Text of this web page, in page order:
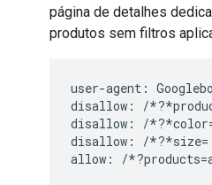
página de detalhes
produtos sem filtros
user-agent:
disallow: /
disallow: /
disallow: /*?*size=